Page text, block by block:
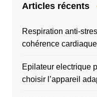
Articles récents
Respiration anti-
cohérence
Epilateur electrique
choisir l’appareil